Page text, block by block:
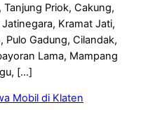
Priok, Cakung,
Kramat Jati,
Pulo Gadung, Cilandak,
Lama, Mampang
[…]